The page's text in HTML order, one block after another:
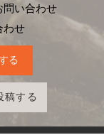
問い合わせ
わせ
る
稿する